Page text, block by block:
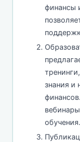
финансы
знания и
обучения.